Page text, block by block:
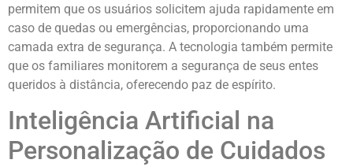
permitem que os usuários solicitem ajuda rapidamente em
caso de quedas ou emergências, proporcionando uma
camada extra de segurança. A tecnologia também permite
que os familiares monitorem a segurança de seus entes
queridos à distância, oferecendo paz de espírito.
Inteligência Artificial na
Personalização de Cuidados